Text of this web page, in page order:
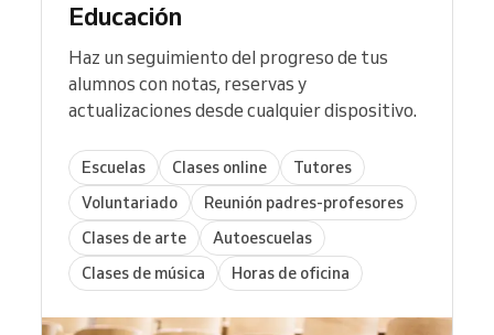
Educación
Haz un seguimiento del progreso de tus
alumnos con notas, reservas y
actualizaciones desde cualquier dispositivo.
Escuelas Clases online
Tutores
Voluntariado
Reunión padres-profesores
Clases de arte
Autoescuelas
Clases de música
Horas de oficina